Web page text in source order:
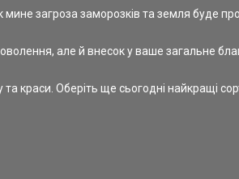
мине загроза заморозків та земля буде
але й внесок у ваше загальне
краси. Оберіть ще сьогодні найкращі